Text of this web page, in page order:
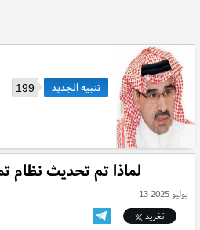
199
لماذا تم تحديث نظام
13 يوليو 2025
تغريد